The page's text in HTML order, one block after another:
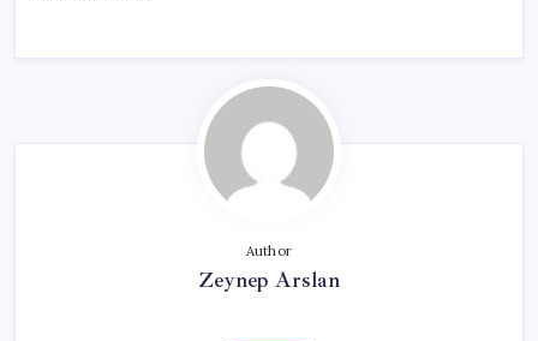
Author
Zeynep Arslan